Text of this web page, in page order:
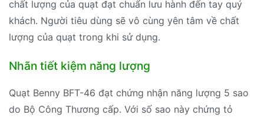
chất lượng của quạt đạt chuẩn lưu hành đến tay quý
khách. Người tiêu dùng sẽ vô cùng yên tâm về chất
lượng của quạt trong khi sử dụng.
Nhãn tiết kiệm năng lượng
Quạt Benny BFT-46 đạt chứng nhận năng lượng 5 sao
do Bộ Công Thương cấp. Với số sao này chứng tỏ